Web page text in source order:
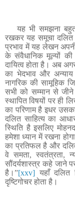
यह भी समझना
रखकर यह समूचा दलित
प्रभाव में यह लेखन
के संवैधानिक मूल्यों की
दायित्व होता है। अब
का भेदभाव और
नागरिक की सामूहिक
सभी को सम्मान से
स्थापित विषयों पर ही
का परिणाम है इधर
दलित साहित्य का
स्थिति है इसलिए
हमेशा ध्यान में रखना
का प्रतिफल है और
वे समता, स्वतंत्रता,
सौंदर्यशास्त्र कहे जाने
है।”[xxv] यहाँ दलित
दृष्टिगोचर होता है।